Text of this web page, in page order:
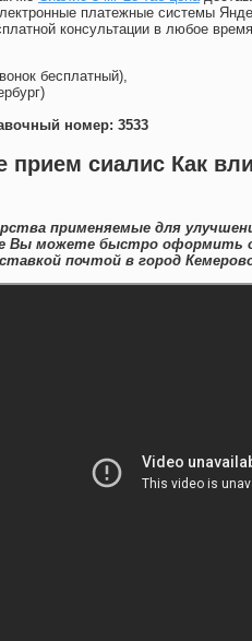
платежные системы
консультации в любое
бесплатный),
номер: 3533
прием сиалис Как
применяемые для
Вы можете быстро оформить
почтой в город